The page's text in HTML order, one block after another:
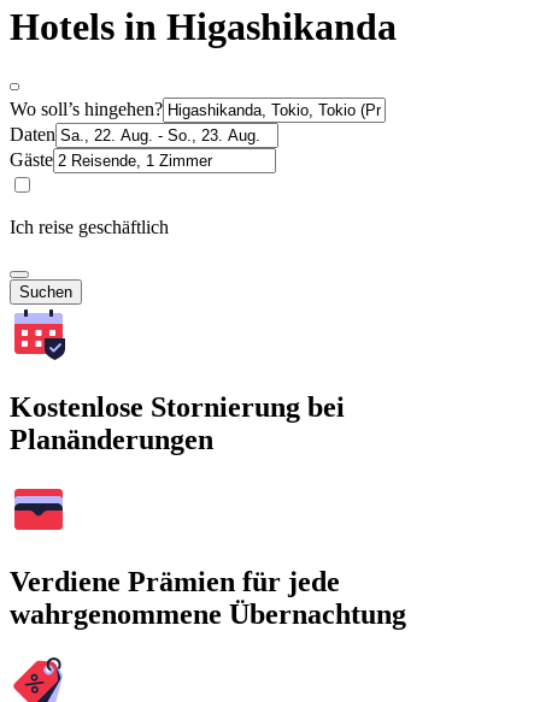
Hotels in Higashikanda
Wo soll’s hingehen?
Daten
Gäste
Ich reise geschäftlich
Suchen
Kostenlose Stornierung bei
Planänderungen
Verdiene Prämien für jede
wahrgenommene Übernachtung